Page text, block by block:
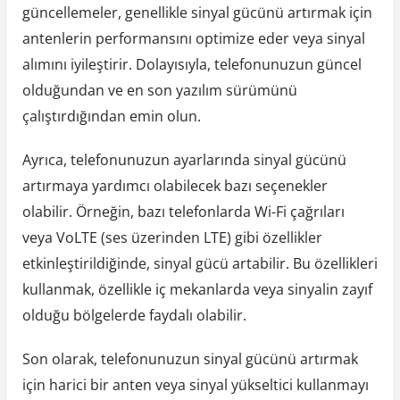
güncellemeler, genellikle sinyal gücünü artırmak için
antenlerin performansını optimize eder veya sinyal
alımını iyileştirir. Dolayısıyla, telefonunuzun güncel
olduğundan ve en son yazılım sürümünü
çalıştırdığından emin olun.
Ayrıca, telefonunuzun ayarlarında sinyal gücünü
artırmaya yardımcı olabilecek bazı seçenekler
olabilir. Örneğin, bazı telefonlarda Wi-Fi çağrıları
veya VoLTE (ses üzerinden LTE) gibi özellikler
etkinleştirildiğinde, sinyal gücü artabilir. Bu özellikleri
kullanmak, özellikle iç mekanlarda veya sinyalin zayıf
olduğu bölgelerde faydalı olabilir.
Son olarak, telefonunuzun sinyal gücünü artırmak
için harici bir anten veya sinyal yükseltici kullanmayı